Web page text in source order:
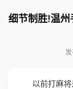
细节制胜!温
以前打麻